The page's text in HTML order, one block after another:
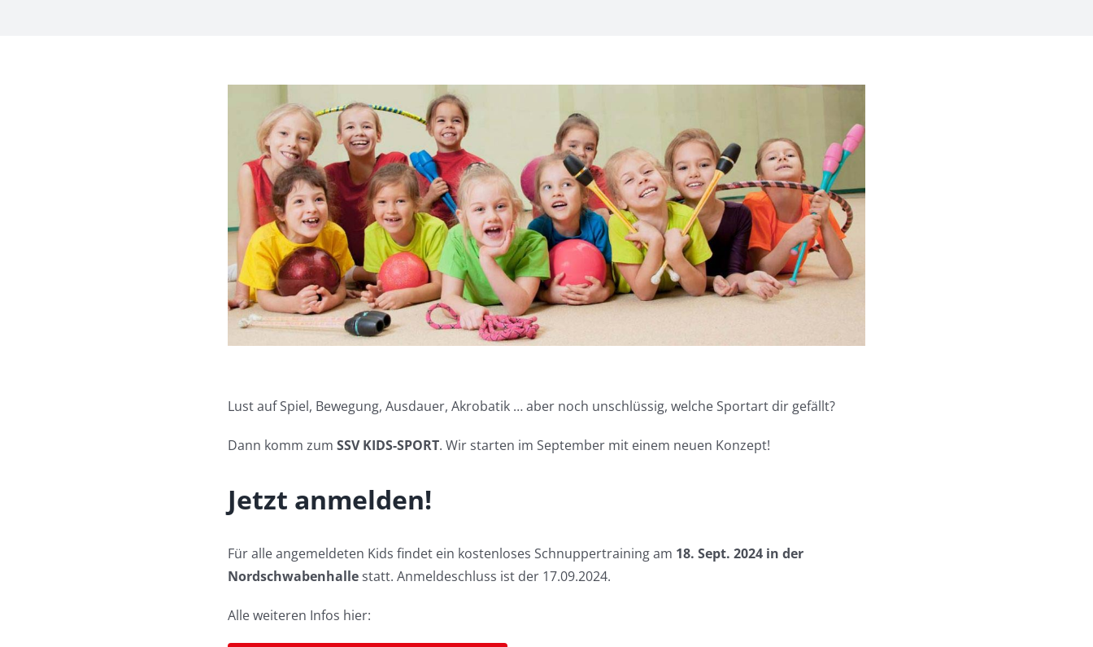
Lust auf Spiel, Bewegung, Ausdauer, Akrobatik … aber noch unschlüssig, welche Sportart dir gefällt?
Dann komm zum SSV KIDS-SPORT. Wir starten im September mit einem neuen Konzept!
Jetzt anmelden!
Für alle angemeldeten Kids findet ein kostenloses Schnuppertraining am 18. Sept. 2024 in der
Nordschwabenhallestatt. Anmeldeschluss ist der 17.09.2024.
Alle weiteren Infos hier: